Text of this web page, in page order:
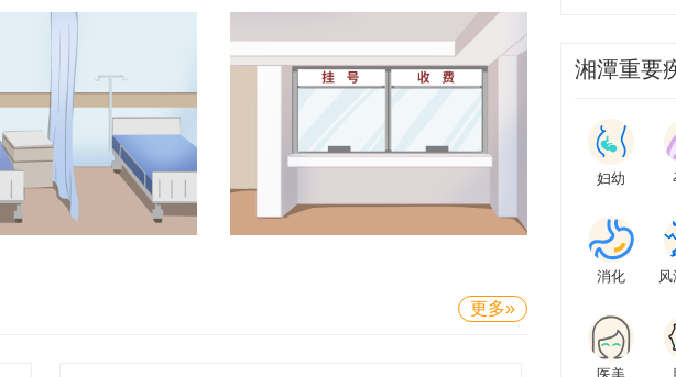
更多»
湘潭重要
妇幼
消化 风